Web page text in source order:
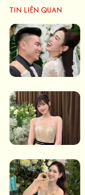
TIN LIÊN QUAN